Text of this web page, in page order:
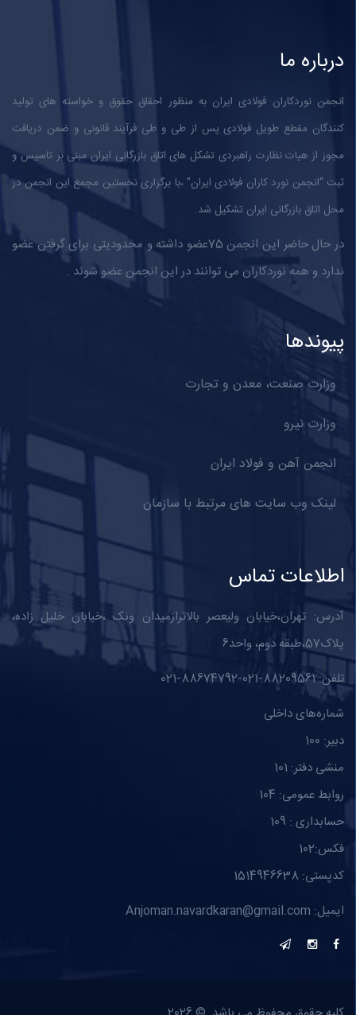
درباره ما
انجمن نوردکاران فولادی ایران به منظور احقاق حقوق و خواسته های تولید
کنندگان مقطع طویل فولادی پس از طی و طی فرآیند قانونی و ضمن دریافت
مجوز از هیات نظارت راهبردی تشکل های اتاق بازرگانی ایران مبنی بر تاسیس و
ثبت “انجمن نورد کاران فولادی ایران” ،با برگزاری نخستین مجمع این انجمن در
محل اتاق بازرگانی ایران تشکیل شد.
در حال حاضر این انجمن 75عضو داشته و محدودیتی برای گرفتن عضو
ندارد و همه نوردکاران می توانند در این انجمن عضو شوند .
پیوندها
وزارت صنعت، معدن و تجارت
وزارت نیرو
انجمن آهن و فولاد ایران
لینک وب سایت های مرتبط با سازمان
اطلاعات تماس
آدرس: تهران،خیابان ولیعصر بالاترازمیدان ونک ،خیابان خلیل زاده،
پلاک57،طبقه دوم، واحد6
تلفن: 88209561-021-88674792-021
شماره‌های داخلی
دبیر: 100
منشی دفتر: 101
روابط عمومی: 104
حسابداری : 109
فکس:102
کدپستی: 1514946638
ایمیل: Anjoman.navardkaran@gmail.com